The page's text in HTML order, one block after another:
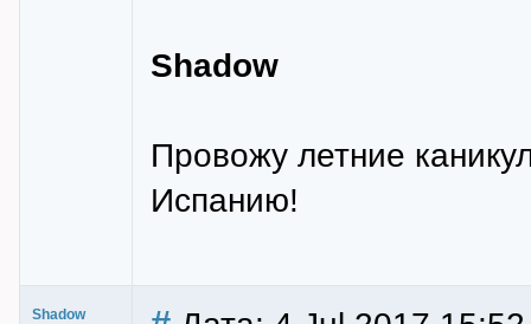
Shadow
Провожу летние
Испанию!
Shadow